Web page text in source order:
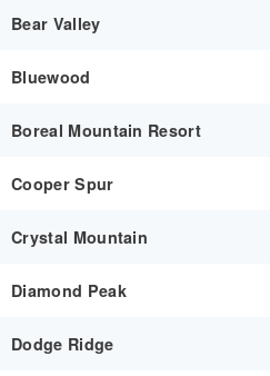
Bear Valley
Bluewood
Boreal Mountain Resort
Cooper Spur
Crystal Mountain
Diamond Peak
Dodge Ridge